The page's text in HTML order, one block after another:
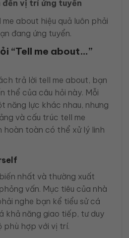
đến vị trí ứng tuyển
about hiệu quả luôn phải
đang ứng tuyển.
“Tell me about…”
trả lời tell me about, bạn
thể của câu hỏi này. Mỗi
năng lực khác nhau, nhưng
và cấu trúc tell me
hoàn toàn có thể xử lý linh
nhất và thường xuất
vấn. Mục tiêu của nhà
nghe bạn kể tiểu sử cá
khả năng giao tiếp, tư duy
phù hợp với vị trí.